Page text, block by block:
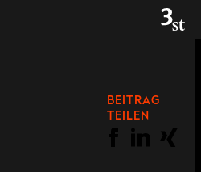
BEITRAG
TEILEN